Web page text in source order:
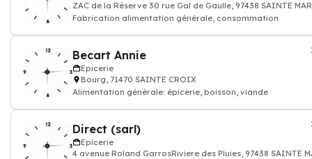
ZAC de la Réserve 30 rue Gal de Gaulle, 97438 SAINTE
Fabrication alimentation générale, consommation
Becart Annie
Epicerie
Bourg, 71470 SAINTE CROIX
Alimentation générale: épicerie, boisson, viande
Direct (sarl)
Epicerie
4 avenue Roland GarrosRiviere des Pluies, 97438 SAINTE